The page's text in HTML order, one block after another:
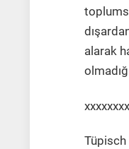
alarak
Tüpisch